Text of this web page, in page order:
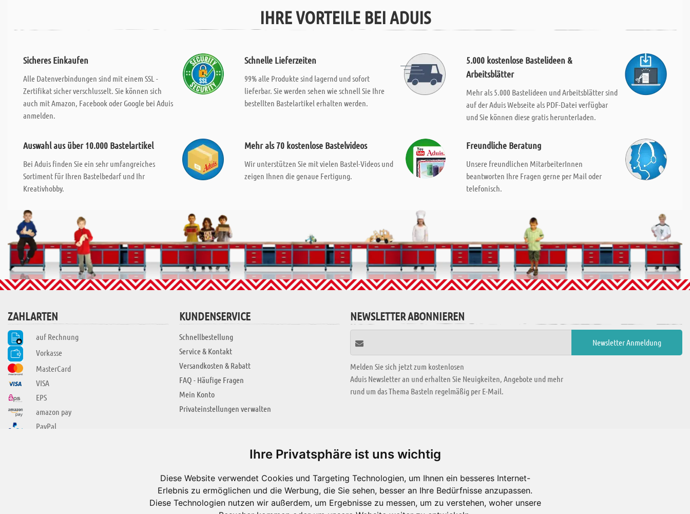
Ihre Privatsphäre ist uns wichtig
Diese Website verwendet Cookies und Targeting Technologien, um Ihnen ein besseres Internet-
Erlebnis zu ermöglichen und die Werbung, die Sie sehen, besser an Ihre Bedürfnisse anzupassen.
Diese Technologien nutzen wir außerdem, um Ergebnisse zu messen, um zu verstehen, woher unsere
IHRE VORTEILE BEI ADUIS
Sicheres Einkaufen
Alle Datenverbindungen sind mit einem SSL -
Zertifikat sicher verschlusselt. Sie können sich
auch mit Amazon, Facebook oder Google bei Aduis
anmelden.
Schnelle Lieferzeiten
99% alle Produkte sind lagernd und sofort
lieferbar. Sie werden sehen wie schnell Sie Ihre
bestellten Bastelartikel erhalten werden.
5.000 kostenlose Bastelideen &
Arbeitsblätter
Mehr als 5.000 Bastelideen und Arbeitsblätter sind
auf der Aduis Webseite als PDF-Datei verfügbar
und Sie können diese gratis herunterladen.
Auswahl aus über 10.000 Bastelartikel
Bei Aduis finden Sie ein sehr umfangreiches
Sortiment für Ihren Bastelbedarf und Ihr
Kreativhobby.
Mehr als 70 kostenlose Bastelvideos
Wir unterstützen Sie mit vielen Bastel-Videos und
zeigen Ihnen die genaue Fertigung.
Freundliche Beratung
Unsere freundlichen MitarbeiterInnen
beantworten Ihre Fragen gerne per Mail oder
telefonisch.
ZAHLARTEN
auf Rechnung
Vorkasse
MasterCard
VISA
EPS
amazon pay
PayPal
KUNDENSERVICE
Schnellbestellung
Service & Kontakt
Versandkosten & Rabatt
FAQ - Häufige Fragen
Mein Konto
Privateinstellungen verwalten
NEWSLETTER ABONNIEREN
Melden Sie sich jetzt zum kostenlosen
Aduis Newsletter an und erhalten Sie Neuigkeiten, Angebote und mehr
rund um das Thema Basteln regelmäßig per E-Mail.
Jobs
Impressum
KREATIV ZONE
Alle Videos
Bastelideen
Es gibt uns auch in